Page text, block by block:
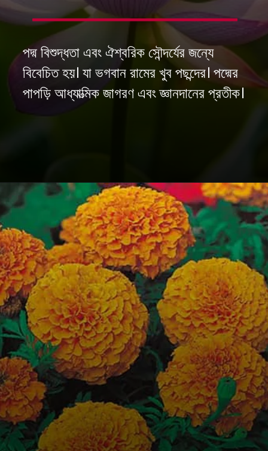
পদ্ম বিশুদ্ধতা এবং ঐশ্বরিক সৌন্দর্যের জন্যে
বিবেচিত হয়। যা ভগবান রামের খুব পছন্দের। পদ্মের
পাপড়ি আধ্যাত্মিক জাগরণ এবং জ্ঞানদানের প্রতীক।